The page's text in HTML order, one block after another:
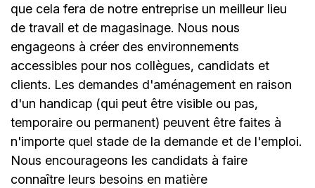
que cela fera de notre entreprise un meilleur lieu
de travail et de magasinage. Nous nous
engageons à créer des environnements
accessibles pour nos collègues, candidats et
clients. Les demandes d'aménagement en raison
d'un handicap (qui peut être visible ou pas,
temporaire ou permanent) peuvent être faites à
n'importe quel stade de la demande et de l'emploi.
Nous encourageons les candidats à faire
connaître leurs besoins en matière